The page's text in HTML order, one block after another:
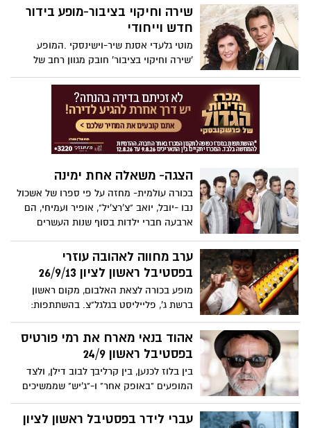
אופיר בן שיטרית ועוד.
שירה וחיקוי בציבור-מופע בידור
חדש וייחודי
מוטי גלעדי אסנת שיר-וישינסקי .המופע
'שירה וחיקוי בציבור' חובק מגוון רחב של
להיטי זמר ישראליים מקוּם המדינה ועד היום.
תוך כדי שיתוף הקהל, מוטי ואסנת משלבים
בתוך השירים האהובים את חיקוייהם של
כוכבות וכוכבי הזמר - המבצעים המקוריים
של השירים.
הצגה- משאלה אחת ימינה
בכורה עולמית- מחזה על פי ספרו של אשכול
נבו -יובל, יואב "צ'רצ'יל", אופיר ועמיחי, הם
ארבעה חברי ילדות בסוף שנות העשרים
אביב.משתתפים: ידידיה ויטל, עמי ויינברג,
הילה זיתון, רויטל זלצמן, יניב לוי, חייקה
מלכה, קרן מרום, נדב נייטס, עוז ניסן, דנה
שרייר.
ערב מחווה לאהובה עוזרי
בפסטיבל ראשון לציון 26/9/13
מופע בכורה לצאת האלבום, מקום ראשון
ברשת ג', פלייליסט בגלגל"צ. בהשתתפות:
אהובה עוזרי, ברי סחרוף, דנה ברגר, הדג נחש,
זהר פרסקו, יהודית רביץ, יעל דקלבאום, ישי
לוי, מאור כהן, מאיה אברהם, קובי אפללו, שי
צברי, שני פלג, שרון קרלן
אהוד בנאי מארח את רמי פורטיס
בפסטיבל ראשון 24/9
בין בלוז לכנען, בין קרליבך לבוב דילן, ולצד
המופעים "באופק אחר" ו-"ג'יש" שממשיכים
לרוץ בהצלחה ברחבי הארץ, יתקיימו במהלך
הקיץ סדרת הופעות ייחודיות, בהן אהוד יבצע
עברי לידר בפסטיבל ראשון לציון